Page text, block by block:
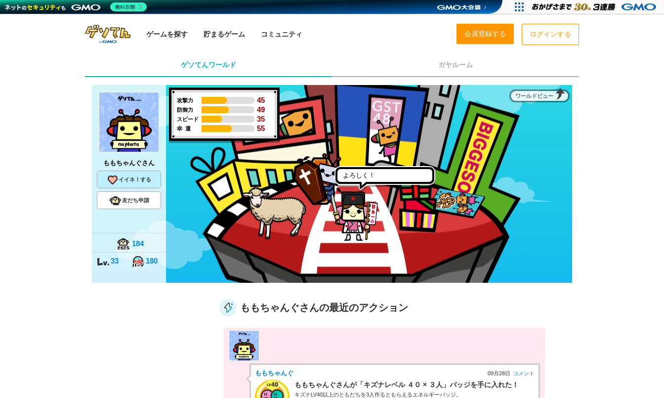
ゲームを探す 貯まるゲーム コミュニティ 会員登録する ログインする
ゲソてんワールド ガヤルーム
ももちゃんぐさん
イイネ！する
友だち申請
184
33 180
ワールドビュー
攻撃力 45
防御力 49
スピード 35
幸 運 55
よろしく！
ももちゃんぐさんの最近のアクション
ももちゃんぐ 09月28日 コメント
ももちゃんぐさんが「キズナレベル ４０ × ３人」バッジを手に入れた！
キズナLV40以上のともだちを3人作るともらえるエネルギーバッジ。
無料診断